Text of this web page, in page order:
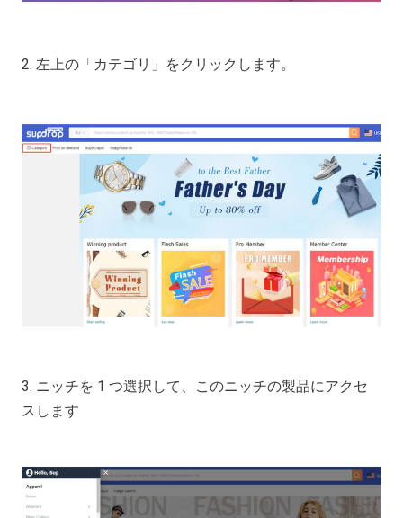
2. 左上の「カテゴリ」をクリックします。
3. ニッチを 1 つ選択して、このニッチの製品にアクセ
スします